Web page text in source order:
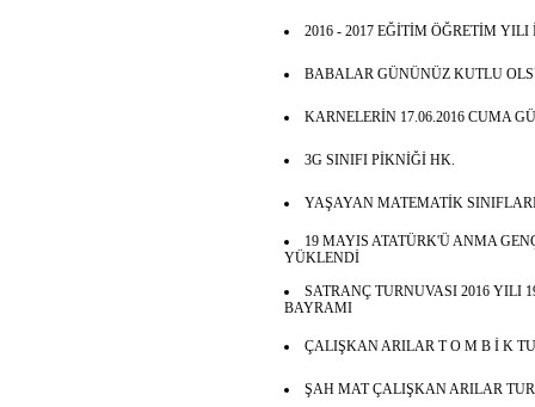
2016 - 2017 EĞİTİM ÖĞRETİM
BABALAR GÜNÜNÜZ KUTLU
KARNELERİN 17.06.2016 CUMA
3G SINIFI PİKNİĞİ HK.
YAŞAYAN MATEMATİK
19 MAYIS ATATÜRK'Ü ANMA
YÜKLENDİ
SATRANÇ TURNUVASI 2016 YILI
BAYRAMI
ÇALIŞKAN ARILAR T O M B İ K
ŞAH MAT ÇALIŞKAN ARILAR